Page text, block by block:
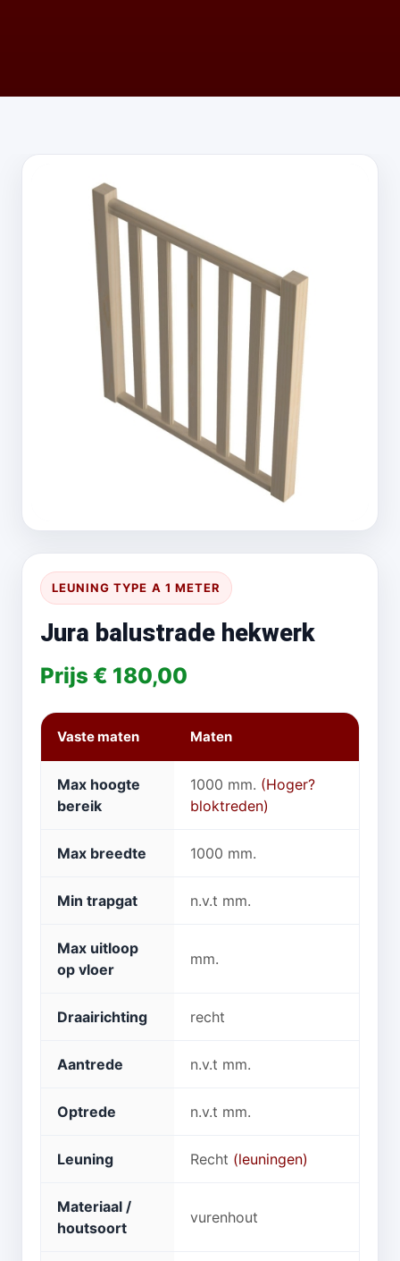
LEUNING TYPE A 1 METER
Jura balustrade hekwerk
Prijs € 180,00
Vaste maten Maten
Max hoogte
bereik
1000 mm. (Hoger?
bloktreden)
Max breedte 1000 mm.
Min trapgat n.v.t mm.
Max uitloop
op vloer
mm.
Draairichting recht
Aantrede n.v.t mm.
Optrede n.v.t mm.
Leuning Recht (leuningen)
Materiaal /
houtsoort
vurenhout